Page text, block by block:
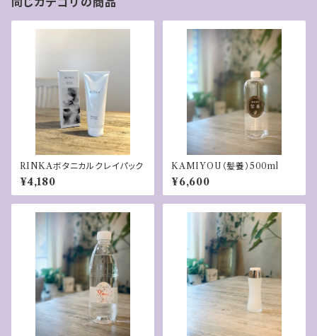
RINKAボタニカルクレイパック
¥4,180
KAMIYOU（髪養）500ml
¥6,600